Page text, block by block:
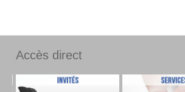
Accès direct